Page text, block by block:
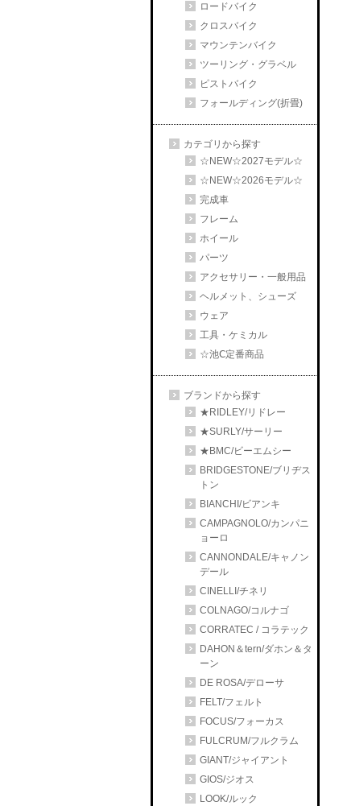
ロードバイク
クロスバイク
マウンテンバイク
ツーリング・グラベル
ピストバイク
フォールディング(折畳)
カテゴリから探す
☆NEW☆2027モデル☆
☆NEW☆2026モデル☆
完成車
フレーム
ホイール
パーツ
アクセサリー・一般用品
ヘルメット、シューズ
ウェア
工具・ケミカル
☆池Ⅽ定番商品
ブランドから探す
★RIDLEY/リドレー
★SURLY/サーリー
★BMC/ビーエムシー
BRIDGESTONE/ブリヂス
トン
BIANCHI/ビアンキ
CAMPAGNOLO/カンパニ
ョーロ
CANNONDALE/キャノン
デール
CINELLI/チネリ
COLNAGO/コルナゴ
CORRATEC / コラテック
DAHON＆tern/ダホン＆タ
ーン
DE ROSA/デローサ
FELT/フェルト
FOCUS/フォーカス
FULCRUM/フルクラム
GIANT/ジャイアント
GIOS/ジオス
LOOK/ルック